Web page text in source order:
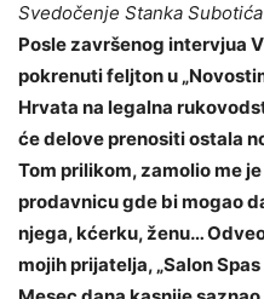
Svedočenje Stanka
Posle završenog intervjua
pokrenuti feljton u
Hrvata na legalna
će delove prenositi ostala
Tom prilikom, zamolio me
prodavnicu gde bi mogao
njega, kćerku, ženu…
mojih prijatelja, „Salon